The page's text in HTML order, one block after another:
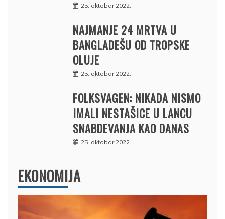
25. oktobar 2022.
NAJMANJE 24 MRTVA U
BANGLADEŠU OD TROPSKE
OLUJE
25. oktobar 2022.
FOLKSVAGEN: NIKADA NISMO
IMALI NESTAŠICE U LANCU
SNABDEVANJA KAO DANAS
25. oktobar 2022.
EKONOMIJA